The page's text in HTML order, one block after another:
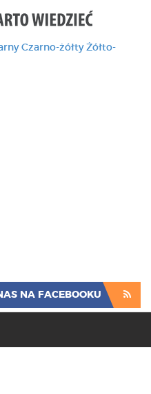
Czarno-żółty Żółto-
NA FACEBOOKU